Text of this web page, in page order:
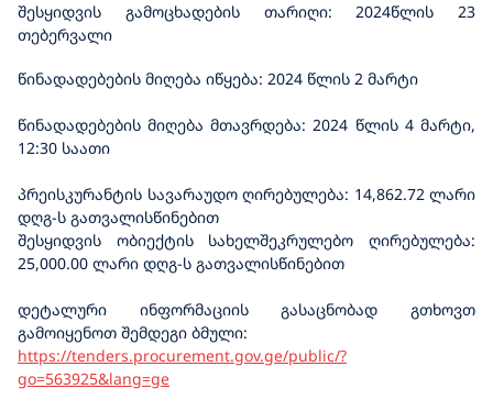
შესყიდვის გამოცხადების თარიღი: 2024წლის 23
თებერვალი
წინადადებების მიღება იწყება: 2024 წლის 2 მარტი
წინადადებების მიღება მთავრდება: 2024 წლის 4 მარტი,
12:30 საათი
პრეისკურანტის სავარაუდო ღირებულება: 14,862.72 ლარი
დღგ-ს გათვალისწინებით
შესყიდვის ობიექტის სახელშეკრულებო ღირებულება:
25,000.00 ლარი დღგ-ს გათვალისწინებით
დეტალური ინფორმაციის გასაცნობად გთხოვთ
გამოიყენოთ შემდეგი ბმული:
https://tenders.procurement.gov.ge/public/?
go=563925&lang=ge